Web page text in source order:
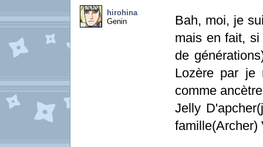
hirohina
Genin
Bah, moi, je
mais en fait, si
de
Lozère par je
comme
Jelly
famille(Archer)